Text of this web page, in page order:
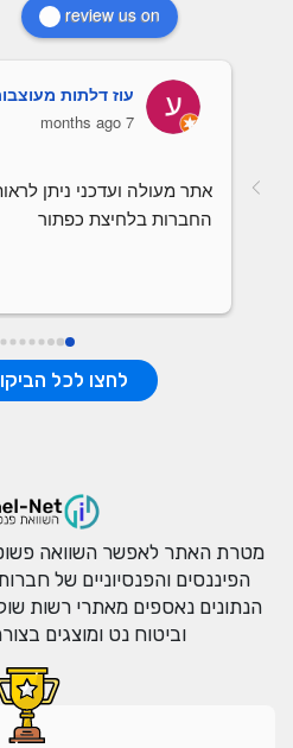
review us on
עוז דלתות
7 months ago
החברות בלחיצת כפתור
לחצו לכל
מטרת האתר לאפשר השוואה
הפיננסים והפנסיוניים של
הנתונים נאספים מאתרי רשות
וביטוח נט ומוצגים